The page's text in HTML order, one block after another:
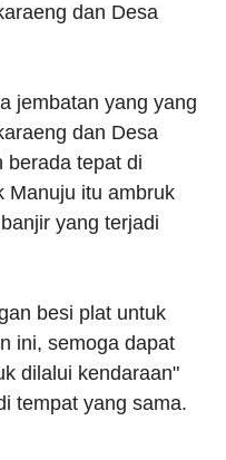
dan Desa
jembatan yang yang
dan Desa
berada tepat di
Manuju itu ambruk
yang terjadi
besi plat untuk
ini, semoga dapat
dilalui kendaraan"
tempat yang sama.